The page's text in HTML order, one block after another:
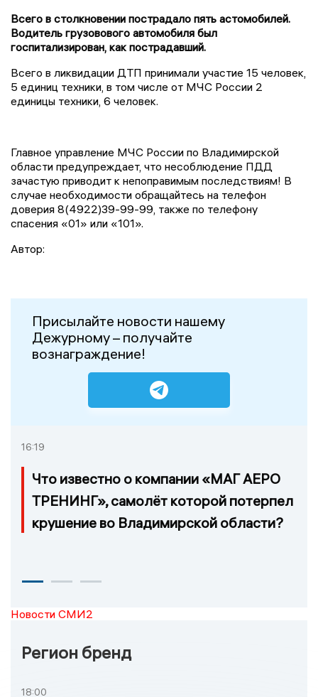
Всего в столкновении пострадало пять астомобилей.
Водитель грузовового автомобиля был
госпитализирован, как пострадавший.
Всего в ликвидации ДТП принимали участие 15 человек,
5 единиц техники, в том числе от МЧС России 2
единицы техники, 6 человек.
Главное управление МЧС России по Владимирской
области предупреждает, что несоблюдение ПДД
зачастую приводит к непоправимым последствиям! В
случае необходимости обращайтесь на телефон
доверия 8(4922)39-99-99, также по телефону
спасения «01» или «101».
Автор:
Присылайте новости нашему
Дежурному – получайте
вознаграждение!
16:19
Что известно о компании «МАГ АЕРО
ТРЕНИНГ», самолёт которой потерпел
крушение во Владимирской области?
Новости СМИ2
Регион бренд
18:00